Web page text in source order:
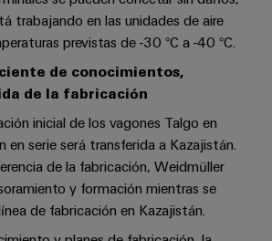
trabajando en las unidades de aire
previstas de -30 °C a -40 °C.
de conocimientos,
de la fabricación
inicial de los vagones Talgo en
en serie será transferida a Kazajistán.
de la fabricación, Weidmüller
y formación mientras se
de fabricación en Kazajistán.